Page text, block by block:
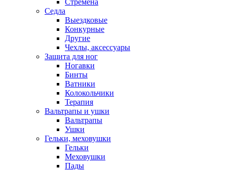
Стремена
Седла
Выездковые
Конкурные
Другие
Чехлы, аксессуары
Защита для ног
Ногавки
Бинты
Ватники
Колокольчики
Терапия
Вальтрапы и ушки
Вальтрапы
Ушки
Гельки, меховушки
Гельки
Меховушки
Пады